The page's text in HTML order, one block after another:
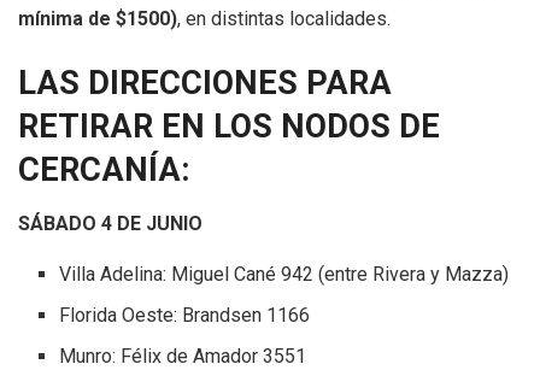
mínima de $1500), en distintas localidades.
LAS DIRECCIONES PARA
RETIRAR EN LOS NODOS DE
CERCANÍA:
SÁBADO 4 DE JUNIO
Villa Adelina: Miguel Cané 942 (entre Rivera y Mazza)
Florida Oeste: Brandsen 1166
Munro: Félix de Amador 3551